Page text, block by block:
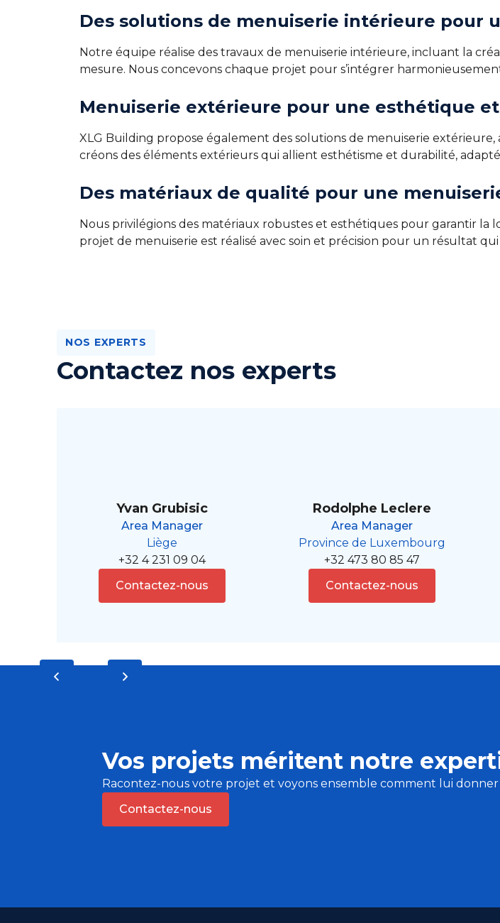
Des solutions de menuiserie intérieure pour
Notre équipe réalise des travaux de menuiserie intérieure, incluant la
mesure. Nous concevons chaque projet pour s’intégrer
Menuiserie extérieure pour une esthétique
XLG Building propose également des solutions de menuiserie
créons des éléments extérieurs qui allient esthétisme et durabilité,
Des matériaux de qualité pour une
Nous privilégions des matériaux robustes et esthétiques pour garantir la
projet de menuiserie est réalisé avec soin et précision pour un résultat
NOS EXPERTS
Contactez nos experts
Yvan Grubisic
Area Manager
Liège
+32 4 231 09 04
Contactez-nous
Rodolphe Leclere
Area Manager
Province de Luxembourg
+32 473 80 85 47
Contactez-nous
Vos projets méritent notre
Racontez-nous votre projet et voyons ensemble comment lui donner
Contactez-nous